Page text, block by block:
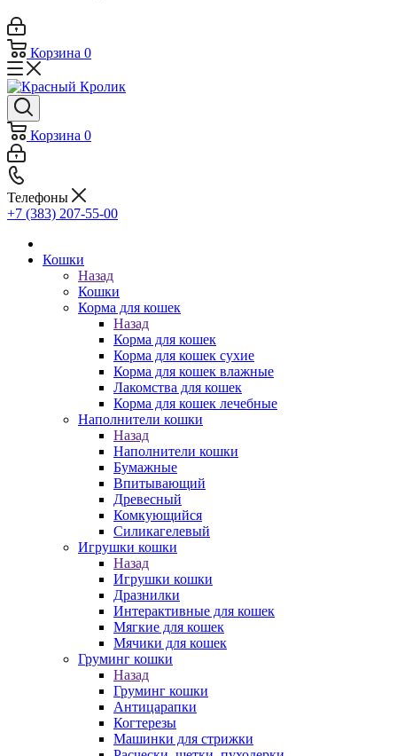
Корзина 0
Корзина 0
Телефоны
+7 (383) 207-55-00
Кошки
Назад
Кошки
Корма для кошек
Назад
Корма для кошек
Корма для кошек сухие
Корма для кошек влажные
Лакомства для кошек
Корма для кошек лечебные
Наполнители кошки
Назад
Наполнители кошки
Бумажные
Впитывающий
Древесный
Комкующийся
Силикагелевый
Игрушки кошки
Назад
Игрушки кошки
Дразнилки
Интерактивные для кошек
Мягкие для кошек
Мячики для кошек
Груминг кошки
Назад
Груминг кошки
Антицарапки
Когтерезы
Машинки для стрижки